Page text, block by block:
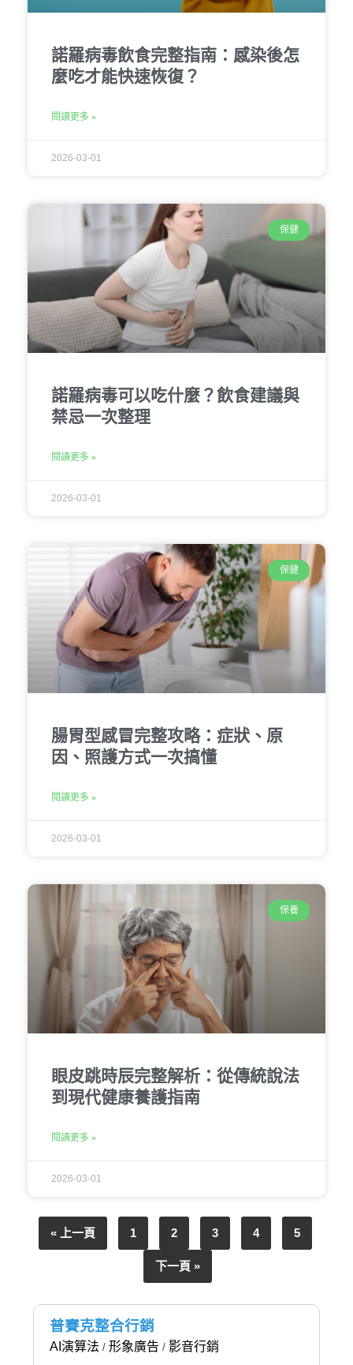
諾羅病毒飲食完整指南：感染後怎
麼吃才能快速恢復？
閱讀更多 »
2026-03-01
保健
諾羅病毒可以吃什麼？飲食建議與
禁忌一次整理
閱讀更多 »
2026-03-01
保健
腸胃型感冒完整攻略：症狀、原
因、照護方式一次搞懂
閱讀更多 »
2026-03-01
保養
眼皮跳時辰完整解析：從傳統說法
到現代健康養護指南
閱讀更多 »
2026-03-01
« 上一頁 1 2 3 4 5
下一頁 »
普賽克整合行銷
AI演算法 / 形象廣告 / 影音行銷